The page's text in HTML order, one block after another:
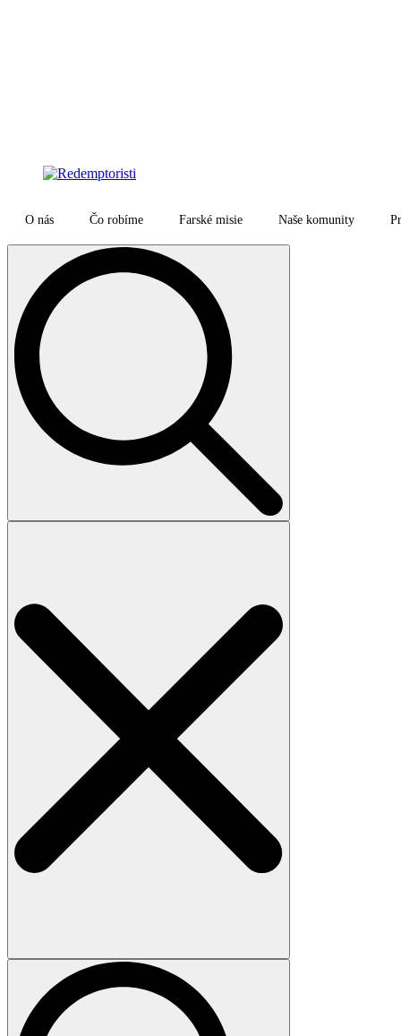
O nás Čo robíme Farské misie Naše komunity
Search